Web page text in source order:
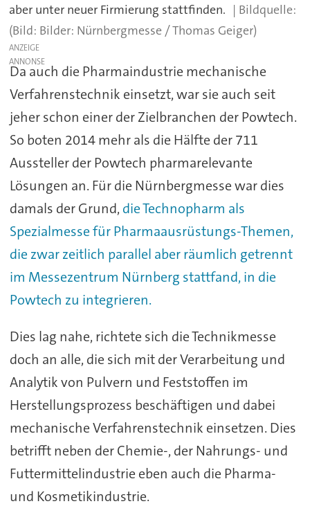
aber unter neuer Firmierung stattfinden.
(Bild: Bilder: Nürnbergmesse / Thomas Geiger)
ANZEIGE
Da auch die Pharmaindustrie mechanische
Verfahrenstechnik einsetzt, war sie auch seit
jeher schon einer der Zielbranchen der Powtech.
So boten 2014 mehr als die Hälfte der 711
Aussteller der Powtech pharmarelevante
Lösungen an. Für die Nürnbergmesse war dies
damals der Grund, die Technopharm als
Spezialmesse für Pharmaausrüstungs-Themen,
die zwar zeitlich parallel aber räumlich getrennt
im Messezentrum Nürnberg stattfand, in die
Powtech zu integrieren.
Dies lag nahe, richtete sich die Technikmesse
doch an alle, die sich mit der Verarbeitung und
Analytik von Pulvern und Feststoffen im
Herstellungsprozess beschäftigen und dabei
mechanische Verfahrenstechnik einsetzen. Dies
betrifft neben der Chemie-, der Nahrungs- und
Futtermittelindustrie eben auch die Pharma-
und Kosmetikindustrie.